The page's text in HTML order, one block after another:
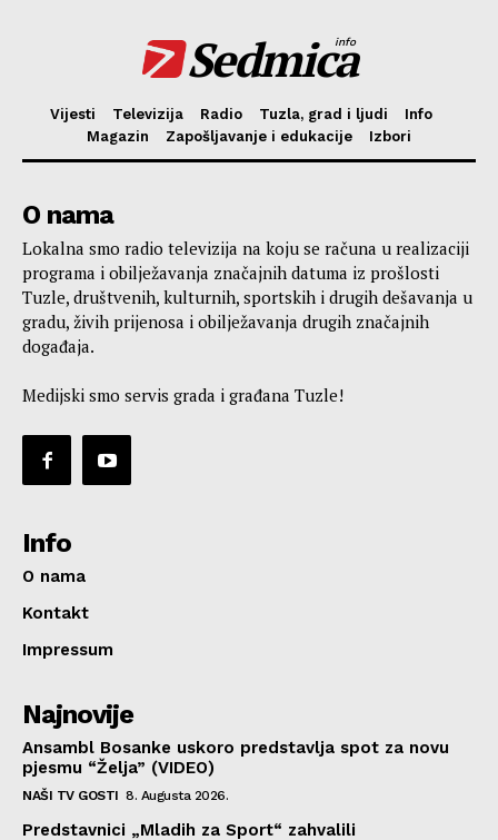
Sedmica
info
Vijesti Televizija Radio Tuzla, grad i ljudi
Info
Magazin
Zapošljavanje i edukacije Izbori
O nama
Lokalna smo radio televizija na koju se računa u realizaciji
programa i obilježavanja značajnih datuma iz prošlosti
Tuzle, društvenih, kulturnih, sportskih i drugih dešavanja u
gradu, živih prijenosa i obilježavanja drugih značajnih
događaja.
Medijski smo servis grada i građana Tuzle!
Info
O nama
Kontakt
Impressum
Najnovije
Ansambl Bosanke uskoro predstavlja spot za novu
pjesmu “Želja” (VIDEO)
NAŠI TV GOSTI 8. Augusta 2026.
Predstavnici „Mladih za Sport“ zahvalili